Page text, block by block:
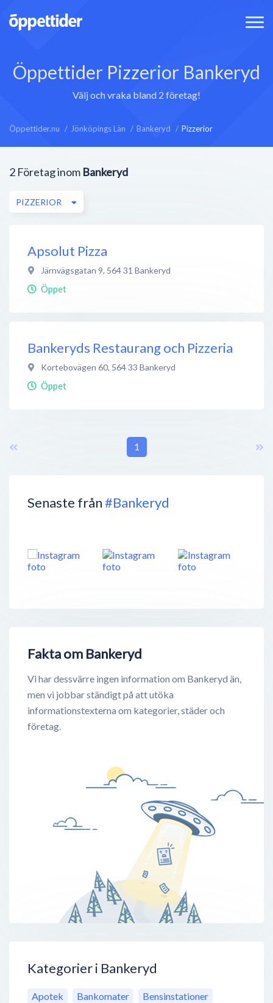
Öppettider Pizzerior Bankeryd
Välj och vraka bland 2 företag!
Öppettider.nu Jönköpings Län Bankeryd Pizzerior
Senaste från#Bankeryd
Fakta om Bankeryd
Vi har dessvärre ingen information om Bankeryd än,
men vi jobbar ständigt på att utöka
informationstexterna om kategorier, städer och
företag.
Kategorier i Bankeryd
Apotek Bankomater
Bensinstationer
2 Företag inom Bankeryd
PIZZERIOR
Apsolut Pizza
Järnvägsgatan 9, 564 31 Bankeryd
Öppet
Bankeryds Restaurang och Pizzeria
Kortebovägen 60, 564 33 Bankeryd
Öppet
1